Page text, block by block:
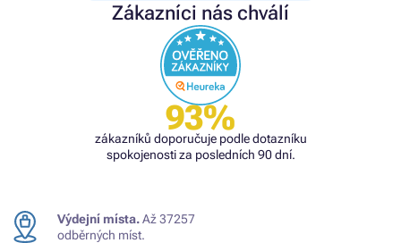
Zákazníci nás chválí
93%
zákazníků doporučuje podle dotazníku
spokojenosti za posledních 90 dní.
Výdejní místa.Až 37257
odběrných míst.